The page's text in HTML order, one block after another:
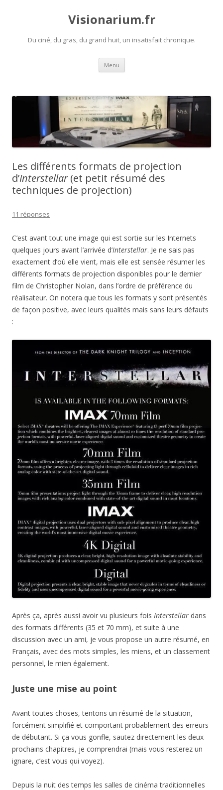
Visionarium.fr
Du ciné, du gras, du grand huit, un insatisfait chronique.
Menu Aller
contenu
Les différents formats de projection
d’Interstellar(et petit résumé des
techniques de projection)
11 réponses
C’est avant tout une image qui est sortie sur les Internets
quelques jours avant l’arrivée d’Interstellar. Je ne sais pas
exactement d’où elle vient, mais elle est sensée résumer les
différents formats de projection disponibles pour le dernier
film de Christopher Nolan, dans l’ordre de préférence du
réalisateur. On notera que tous les formats y sont présentés
de façon positive, avec leurs qualités mais sans leurs défauts
:
Après ça, après aussi avoir vu plusieurs fois Interstellar dans
des formats différents (35 et 70 mm), et suite à une
discussion avec un ami, je vous propose un autre résumé, en
Français, avec des mots simples, les miens, et un classement
personnel, le mien également.
Juste une mise au point
Avant toutes choses, tentons un résumé de la situation,
forcément simplifié et comportant probablement des erreurs
de débutant. Si ça vous gonfle, sautez directement les deux
prochains chapitres, je comprendrai (mais vous resterez un
ignare, c’est vous qui voyez).
Depuis la nuit des temps les salles de cinéma traditionnelles